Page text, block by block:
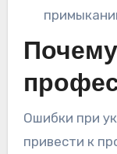
Ошибки при
привести к